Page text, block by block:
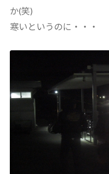
か(笑)
寒いというのに・・・